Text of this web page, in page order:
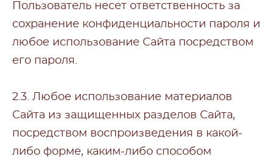
Пользователь несет ответственность за
сохранение конфиденциальности пароля и
любое использование Сайта посредством
его пароля.
2.3. Любое использование материалов
Сайта из защищенных разделов Сайта,
посредством воспроизведения в какой-
либо форме, каким-либо способом